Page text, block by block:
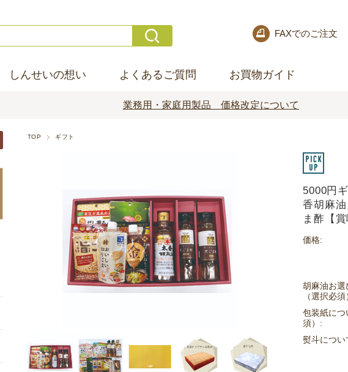
FAXでのご注文
しんせいの想い よくあるご質問 お買物ガイド
業務用・家庭用製品 価格改定について
TOP ギフト
5000円
香胡麻
ま酢【
価格:
胡麻油お選
（選択必須
包装紙につ
須）:
熨斗につい